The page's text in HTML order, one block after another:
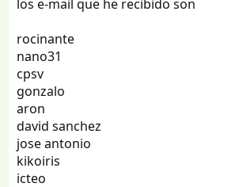
los e-mail que he recibido son
rocinante
nano31
cpsv
gonzalo
aron
david sanchez
jose antonio
kikoiris
icteo